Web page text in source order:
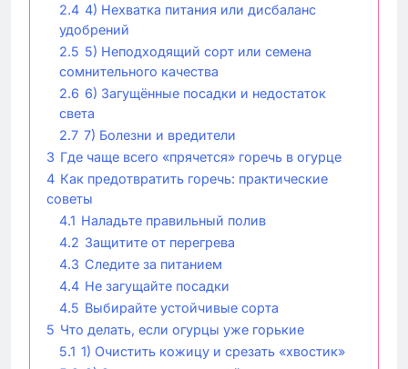
2.4 4) Нехватка питания или дисбаланс
удобрений
2.5 5) Неподходящий сорт или семена
сомнительного качества
2.6 6) Загущённые посадки и недостаток
света
2.7 7) Болезни и вредители
3 Где чаще всего «прячется» горечь в огурце
4 Как предотвратить горечь: практические
советы
4.1 Наладьте правильный полив
4.2 Защитите от перегрева
4.3 Следите за питанием
4.4 Не загущайте посадки
4.5 Выбирайте устойчивые сорта
5 Что делать, если огурцы уже горькие
5.1 1) Очистить кожицу и срезать «хвостик»